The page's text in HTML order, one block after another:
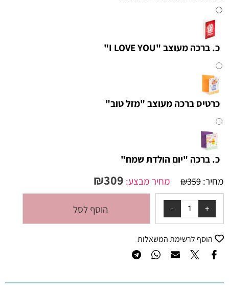
כ. ברכה מעוצב "I LOVE YOU"
כרטיס ברכה מעוצב "מזל טוב"
כ. ברכה "יום הולדת שמח"
מחיר:
₪359 מחיר מבצע: ₪309
הוסף לסל
הוסף לרשימת המשאלות